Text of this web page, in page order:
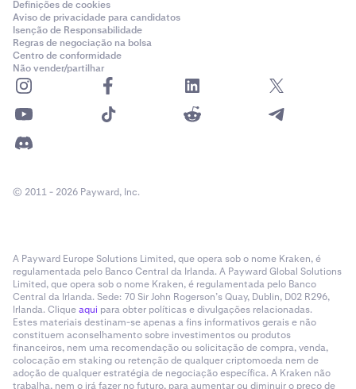
Definições de cookies
Aviso de privacidade para candidatos
Isenção de Responsabilidade
Regras de negociação na bolsa
Centro de conformidade
Não vender/partilhar
© 2011 - 2026 Payward, Inc.
A Payward Europe Solutions Limited, que opera sob o nome Kraken, é
regulamentada pelo Banco Central da Irlanda. A Payward Global Solutions
Limited, que opera sob o nome Kraken, é regulamentada pelo Banco
Central da Irlanda. Sede: 70 Sir John Rogerson’s Quay, Dublin, D02 R296,
Irlanda. Cliqueaqui para obter políticas e divulgações relacionadas.
Estes materiais destinam-se apenas a fins informativos gerais e não
constituem aconselhamento sobre investimentos ou produtos
financeiros, nem uma recomendação ou solicitação de compra, venda,
colocação em staking ou retenção de qualquer criptomoeda nem de
adoção de qualquer estratégia de negociação específica. A Kraken não
trabalha, nem o irá fazer no futuro, para aumentar ou diminuir o preço de